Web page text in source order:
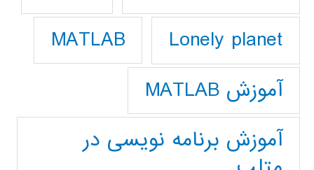
Lonely planet
MATLAB
آموزش MATLAB
آموزش برنامه نویسی در